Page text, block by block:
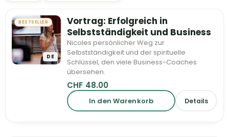
BESTSELLER
DE
Vortrag: Erfolgreich in
Selbstständigkeit und Business
Nicoles persönlicher Weg zur
Selbstständigkeit und der spirituelle
Schlüssel, den viele Business-Coaches
übersehen.
CHF 48.00
In den Warenkorb Details